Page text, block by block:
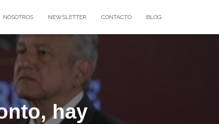
NOSOTROS NEWSLETTER CONTACTO BLOG
hay